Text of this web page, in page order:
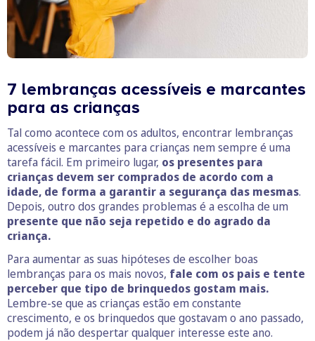
7 lembranças acessíveis e marcantes
para as crianças
Tal como acontece com os adultos, encontrar lembranças
acessíveis e marcantes para crianças nem sempre é uma
tarefa fácil. Em primeiro lugar, os presentes para
crianças devem ser comprados de acordo com a
idade, de forma a garantir a segurança das mesmas.
Depois, outro dos grandes problemas é a escolha de um
presente que não seja repetido e do agrado da
criança.
Para aumentar as suas hipóteses de escolher boas
lembranças para os mais novos, fale com os pais e tente
perceber que tipo de brinquedos gostam mais.
Lembre-se que as crianças estão em constante
crescimento, e os brinquedos que gostavam o ano passado,
podem já não despertar qualquer interesse este ano.